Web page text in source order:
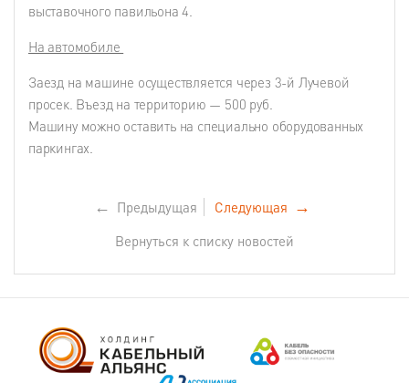
выставочного павильона 4.
На автомобиле
Заезд на машине осуществляется через 3-й Лучевой
просек. Въезд на территорию — 500 руб.
Машину можно оставить на специально оборудованных
паркингах.
← Предыдущая Следующая →
Вернуться к списку новостей